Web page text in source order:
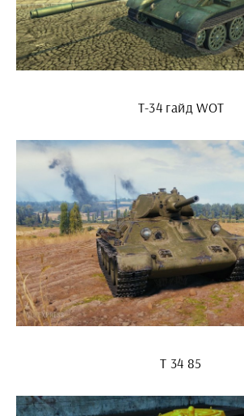
Т-34 гайд WOT
Т 34 85